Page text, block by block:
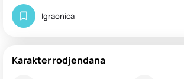
Igraonica
Karakter rodjendana